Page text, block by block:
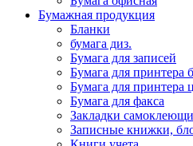
Бумажная продукция
Бланки
бумага диз.
Бумага для записей
Бумага для принтера
Бумага для принтера
Бумага для факса
Закладки
Записные книжки,